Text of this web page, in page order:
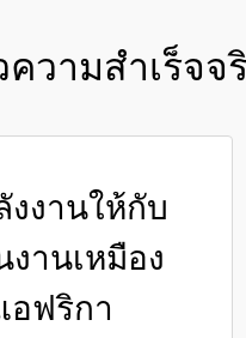
ความสำเร็จ
งงานให้กับ
งานเหมือง
อฟริกา